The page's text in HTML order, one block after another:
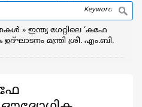
Search
ഇന്ത്യ ഗേറ്റിലെ ‘കഫേ
മന്ത്രി ശ്രീ. എം.ബി.